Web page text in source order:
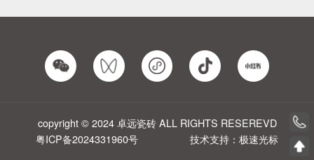
copyright © 2024 卓远瓷砖 ALL RIGHTS RESEREVD
粤ICP备2024331960号
技术支持：极速光标